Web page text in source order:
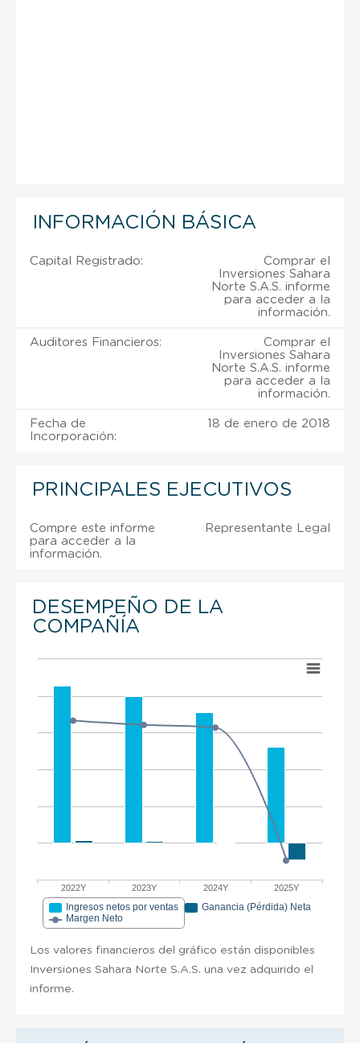
INFORMACIÓN BÁSICA
Capital Registrado:
Comprar el
Inversiones Sahara
Norte S.A.S. informe
para acceder a la
información.
Auditores Financieros:
Comprar el
Inversiones Sahara
Norte S.A.S. informe
para acceder a la
información.
Fecha de
Incorporación:
18 de enero de 2018
PRINCIPALES EJECUTIVOS
Compre este informe
para acceder a la
información.
Representante Legal
DESEMPEÑO DE LA
COMPAÑÍA
2022Y 2023Y 2024Y 2025Y
Ingresos netos por ventas
Ganancia (Pérdida) Neta
Margen Neto
Los valores financieros del gráfico están disponibles
Inversiones Sahara Norte S.A.S. una vez adquirido el
informe.